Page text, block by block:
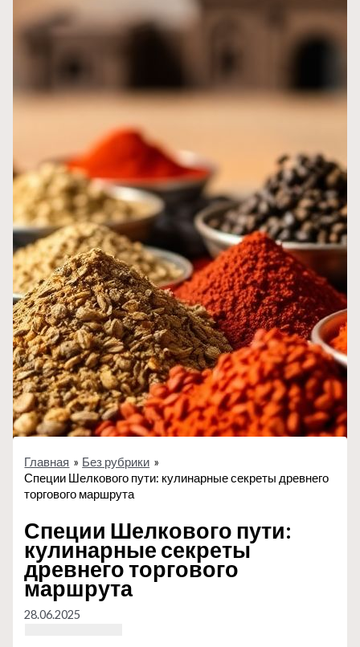
Главная
Без рубрики
Специи Шелкового пути: кулинарные секреты древнего
торгового маршрута
Специи Шелкового пути:
кулинарные секреты
древнего торгового
маршрута
28.06.2025